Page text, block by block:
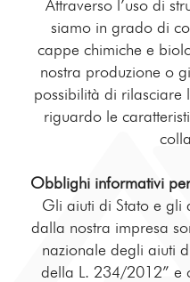
Attraverso l’uso di
siamo in grado di
cappe chimiche e
nostra produzione o
possibilità di rilasciare
riguardo le
Obblighi informativi
Gli aiuti di Stato e gli
dalla nostra impresa
nazionale degli aiuti
della L. 234/2012” e